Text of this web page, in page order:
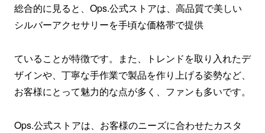
総合的に見ると、Ops.公式ストアは、高品質で美しい
シルバーアクセサリーを手頃な価格帯で提供
ていることが特徴です。また、トレンドを取り入れたデ
ザインや、丁寧な手作業で製品を作り上げる姿勢など、
お客様にとって魅力的な点が多く、ファンも多いです。
Ops.公式ストアは、お客様のニーズに合わせたカスタ